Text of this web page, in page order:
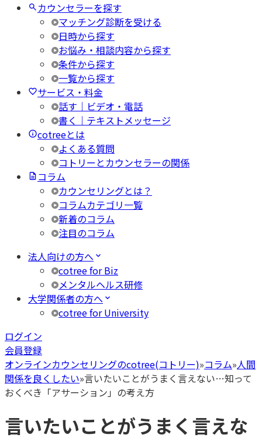
カウンセラーを探す
マッチング診断を受ける
日時から探す
お悩み・相談内容から探す
条件から探す
一覧から探す
サービス・料金
話す｜ビデオ・電話
書く｜テキストメッセージ
cotreeとは
よくある質問
コトリーとカウンセラーの関係
コラム
カウンセリングとは？
コラムカテゴリ一覧
新着のコラム
注目のコラム
法人向けの方へ
cotree for Biz
メンタルヘルス研修
大学関係者の方へ
cotree for University
ログイン
会員登録
オンラインカウンセリングのcotree(コトリー)»コラム»人間
関係を良くしたい»言いたいことがうまく言えない…知って
おくべき「アサーション」の考え方
言いたいことがうまく言えな